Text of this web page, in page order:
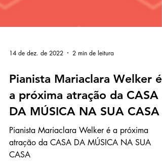
14 de dez. de 2022 2 min de leitura
Pianista Mariaclara Welker é
a próxima atração da CASA
DA MÚSICA NA SUA CASA